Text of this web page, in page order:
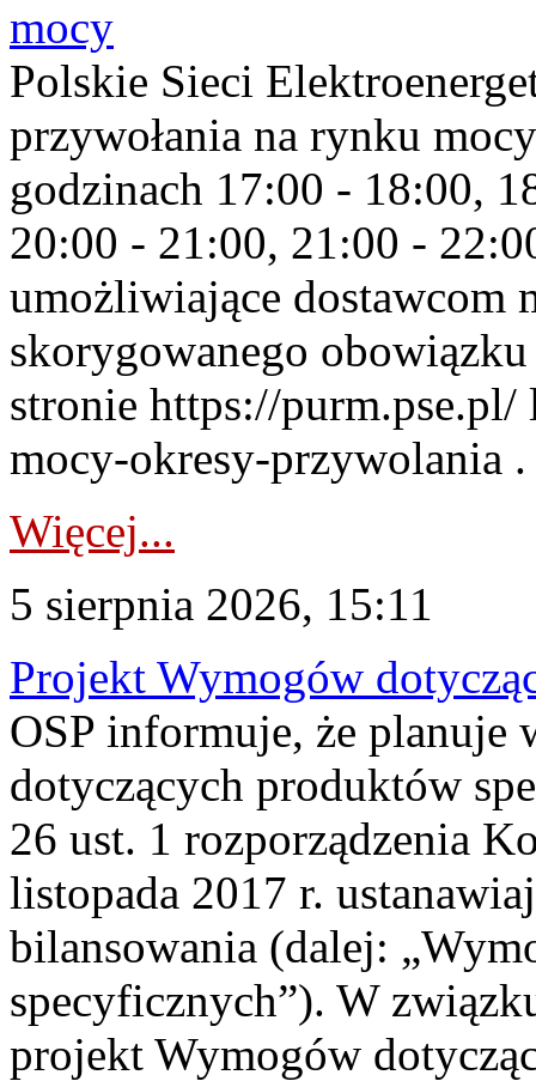
mocy
Polskie Sieci
przywołania na rynku
godzinach 17:00 - 18:00,
20:00 - 21:00, 21:00 -
umożliwiające dostawcom
skorygowanego
stronie https://
mocy-okresy-przywolania
Więcej...
5 sierpnia 2026, 15:11
Projekt Wymogów
OSP informuje, że planuje
dotyczących produktów
26 ust. 1 rozporządzenia
listopada 2017 r.
bilansowania (dalej:
specyficznych”). W
projekt Wymogów